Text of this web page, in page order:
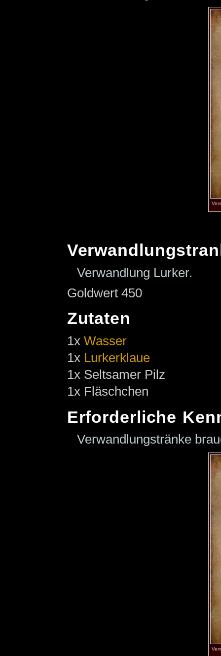
Verwandlung Lurker.
Goldwert 450
Zutaten
1x Wasser
1x Lurkerklaue
1x Seltsamer Pilz
1x Fläschchen
Erforderliche
Verwandlungstränke